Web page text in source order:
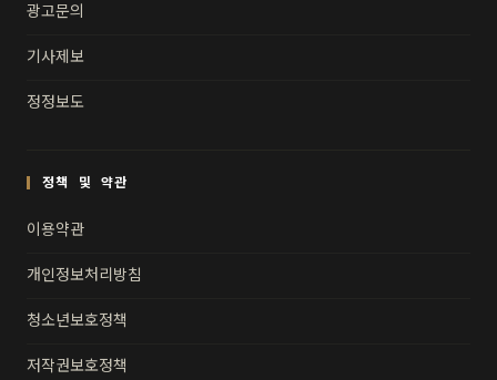
광고문의
기사제보
정정보도
정책 및 약관
이용약관
개인정보처리방침
청소년보호정책
저작권보호정책